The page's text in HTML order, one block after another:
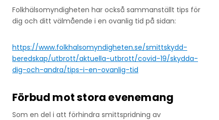
Folkhälsomyndigheten har också sammanställt tips för
dig och ditt välmående i en ovanlig tid på sidan:
https://www.folkhalsomyndigheten.se/smittskydd-
beredskap/utbrott/aktuella-utbrott/covid-19/skydda-
dig-och-andra/tips-i-en-ovanlig-tid
Förbud mot stora evenemang
Som en del i att förhindra smittspridning av